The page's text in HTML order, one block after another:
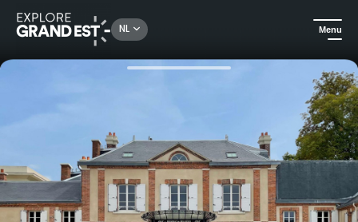
NL Menu
Kijk je ogen uit in de Grand Est Verblijf in de Suites van het Maison Besserat de Bellefon